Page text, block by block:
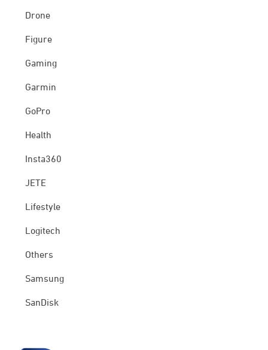
Drone
Figure
Gaming
Garmin
GoPro
Health
Insta360
JETE
Lifestyle
Logitech
Others
Samsung
SanDisk